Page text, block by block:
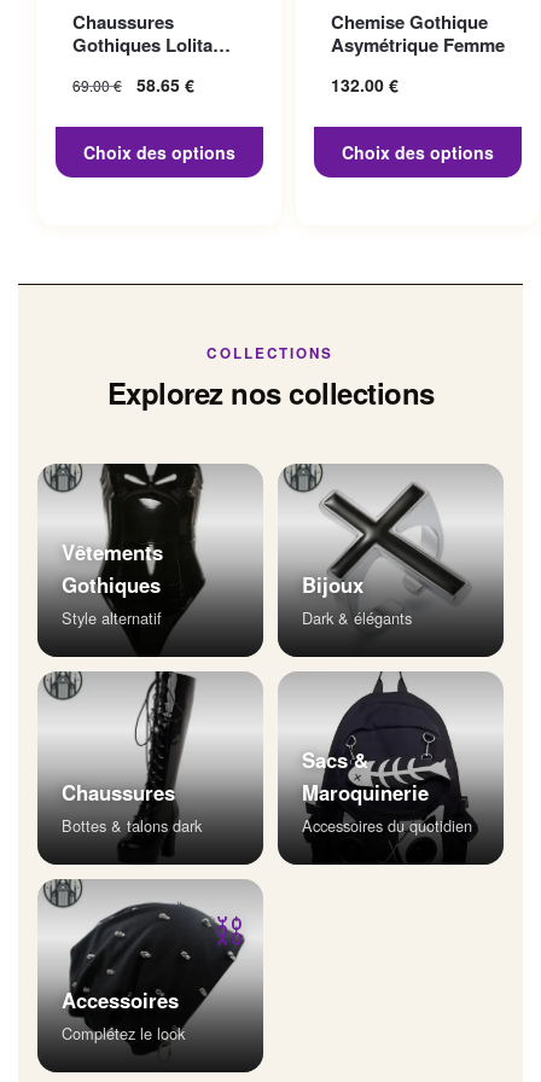
Chaussures
Gothiques Lolita
69.00€
Le prix initial
58.65 €
58.65 €.
Choix des options
variations. Les options
peuvent être choisies sur la
page du produit
Chemise Gothique
Asymétrique Femme
132.00 €
Choix des options
variations. Les options
peuvent être choisies sur la
page du produit
COLLECTIONS
Explorez nos collections
Vêtements
Gothiques
Style alternatif
Bijoux
Dark & élégants
Chaussures
Bottes & talons dark
Sacs &
Maroquinerie
Accessoires du quotidien
⛓
Accessoires
Complétez le look